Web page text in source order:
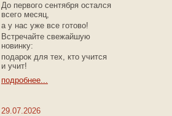
До первого сентября остался
всего месяц,
а у нас уже все готово!
Встречайте свежайшую
новинку:
подарок для тех, кто учится
и учит!
подробнее...
29.07.2026